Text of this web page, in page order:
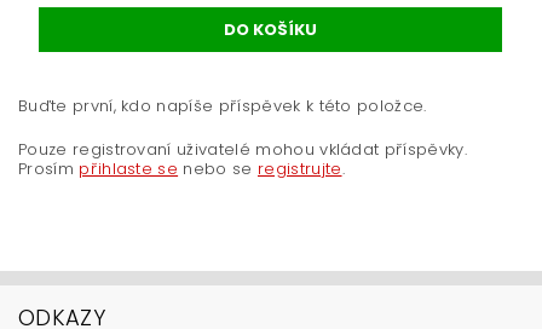
Buďte první, kdo napíše příspěvek k této položce.
Pouze registrovaní uživatelé mohou vkládat příspěvky.
Prosím přihlaste se nebo se registrujte.
ODKAZY